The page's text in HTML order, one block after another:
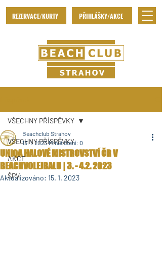
REZERVACE/KURTY PŘIHLÁŠKY/AKCE
VŠECHNY PŘÍSPĚVKY
AKCE
ŠPV
VŠECHNY PŘÍSPĚVKY
UNIQA HALOVÉ MISTROVSTVÍ ČR V
BEACHVOLEJBALU | 3. - 4.2. 2023
Beachclub Strahov
13. 1. 2023 Minut čtení: 0
Aktualizováno: 15. 1. 2023